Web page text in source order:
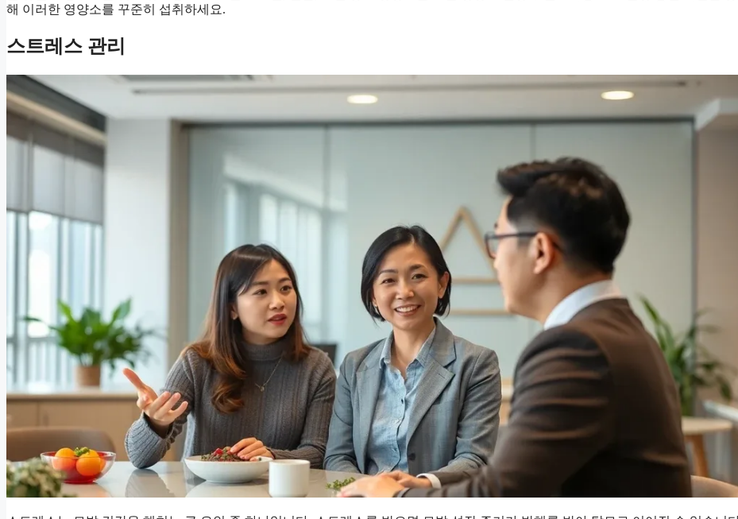
해 이러한 영양소를 꾸준히 섭취하세요.
스트레스 관리